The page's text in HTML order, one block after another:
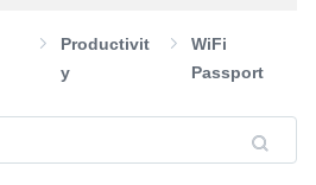
Productivit
Y
WiFi
Passport